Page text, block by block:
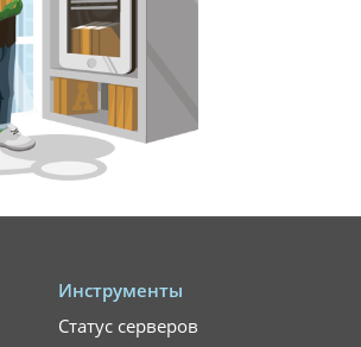
Инструменты
Статус серверов